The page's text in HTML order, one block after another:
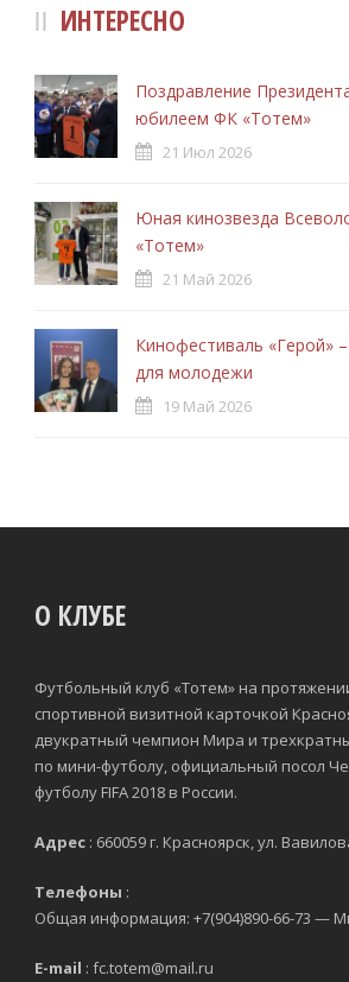
ИНТЕРЕСНО
Поздравление
юбилеем ФК «Тотем»
21 Июл 2026
Юная кинозвезда
«Тотем»
21 Май 2026
Кинофестиваль «Герой»
для молодежи
19 Май 2026
О КЛУБЕ
Футбольный клуб «Тотем» на
спортивной визитной карточкой
двукратный чемпион Мира и
по мини-футболу, официальный посол
футболу FIFA 2018 в России.
Адрес : 660059 г. Красноярск, ул.
Телефоны :
Общая информация: +7(904)890-66-73 —
E-mail : fc.totem@mail.ru